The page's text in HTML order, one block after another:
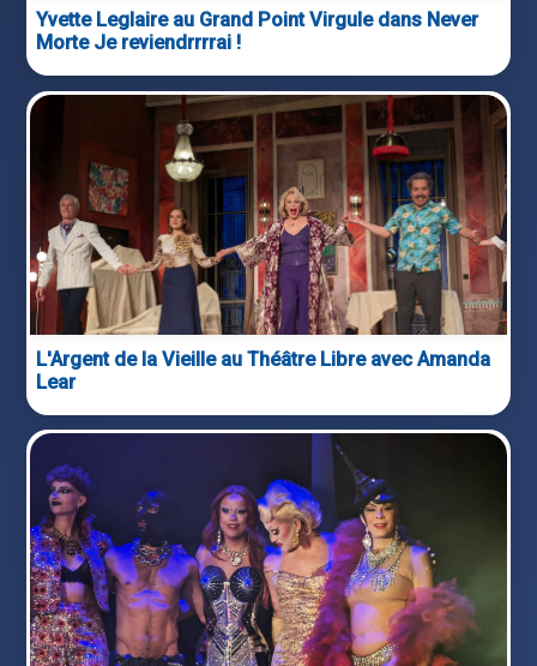
Yvette Leglaire au Grand Point Virgule dans Never
Morte Je reviendrrrrai !
L'Argent de la Vieille au Théâtre Libre avec Amanda
Lear